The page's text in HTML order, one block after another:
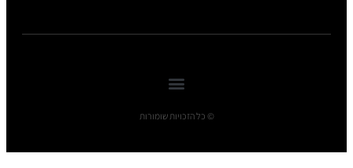
© כל הזכויות שומורות